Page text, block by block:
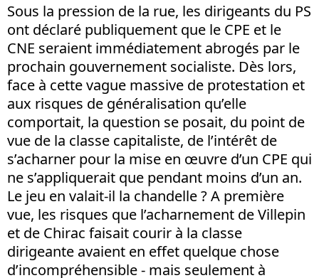
Sous la pression de la rue, les dirigeants du PS
ont déclaré publiquement que le CPE et le
CNE seraient immédiatement abrogés par le
prochain gouvernement socialiste. Dès lors,
face à cette vague massive de protestation et
aux risques de généralisation qu’elle
comportait, la question se posait, du point de
vue de la classe capitaliste, de l’intérêt de
s’acharner pour la mise en œuvre d’un CPE qui
ne s’appliquerait que pendant moins d’un an.
Le jeu en valait-il la chandelle ? A première
vue, les risques que l’acharnement de Villepin
et de Chirac faisait courir à la classe
dirigeante avaient en effet quelque chose
d’incompréhensible - mais seulement à